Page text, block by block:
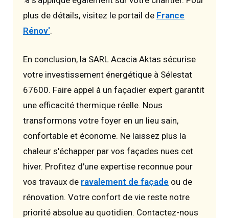
plus de détails, visitez le portail de France
Rénov'.
En conclusion, la SARL Acacia Aktas sécurise
votre investissement énergétique à Sélestat
67600. Faire appel à un façadier expert garantit
une efficacité thermique réelle. Nous
transformons votre foyer en un lieu sain,
confortable et économe. Ne laissez plus la
chaleur s'échapper par vos façades nues cet
hiver. Profitez d'une expertise reconnue pour
vos travaux de ravalement de façade ou de
rénovation. Votre confort de vie reste notre
priorité absolue au quotidien. Contactez-nous